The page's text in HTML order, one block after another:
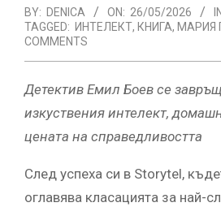
BY: DENICA ON: 26/05/2026
TAGGED: ИНТЕЛЕКТ, КНИГА, МАРИЯ
COMMENTS
Детектив Емил Боев се
изкуствения интелект,
цената на справедливостта
След успеха си в Storytel,
оглавява класацията за най-